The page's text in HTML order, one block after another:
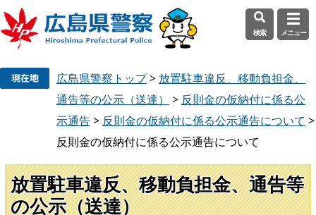
で
す
。
ば
し
て
検索 メニュー
広島県警察トップ> 放置駐車違反、移動負担金、
通告等の公示（送達）
> 反則金の仮納付に係る公
示通告> 反則金の仮納付に係る公示通告について >
反則金の仮納付に係る公示通告について
放置駐車違反、移動負担金、通告等
の公示（送達）